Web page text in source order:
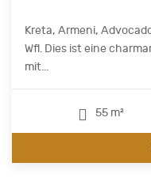
Kreta, Armeni,
Wfl. Dies ist eine
mit...
55 m²